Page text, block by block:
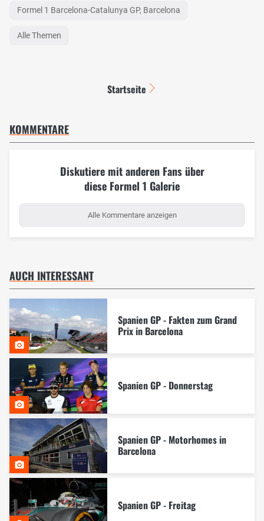
Formel 1 Barcelona-Catalunya GP, Barcelona
Alle Themen
Startseite
KOMMENTARE
Diskutiere mit anderen Fans über
diese Formel 1 Galerie
Alle Kommentare anzeigen
AUCH INTERESSANT
Spanien GP - Fakten zum Grand
Prix in Barcelona
Spanien GP - Donnerstag
Spanien GP - Motorhomes in
Barcelona
Spanien GP - Freitag